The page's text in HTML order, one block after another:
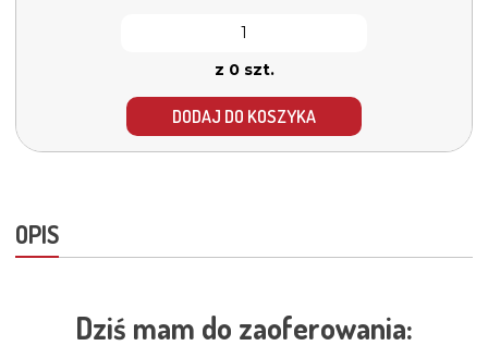
z 0 szt.
DODAJ DO KOSZYKA
OPIS
Dziś mam do zaoferowania: